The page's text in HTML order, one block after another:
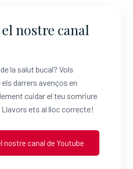
nostre canal
la salut bucal? Vols
darrers avenços en
cuidar el teu somriure
Llavors ets al lloc correcte!
nostre canal de Youtube